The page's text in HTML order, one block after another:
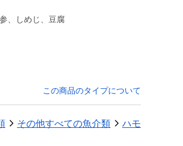
、しめじ、豆腐
この商品のタイプについて
その他すべての魚介類 ハモ